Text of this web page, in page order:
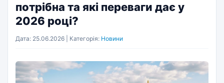
потрібна та які переваги дає у
2026 році?
Дата: 25.06.2026 | Категорія: Новини